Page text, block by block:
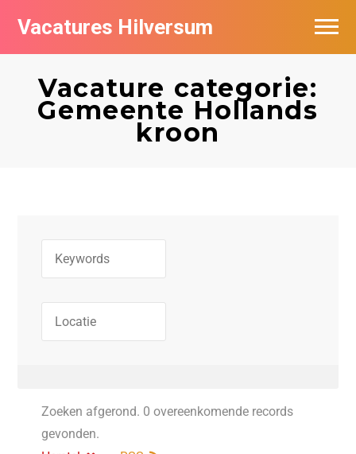
Vacatures Hilversum
Vacature categorie:
Gemeente Hollands
kroon
Zoeken afgerond. 0 overeenkomende records
gevonden.
Vacatures per bedrijf in Hilversum
De populairste vacatures in Hilversum